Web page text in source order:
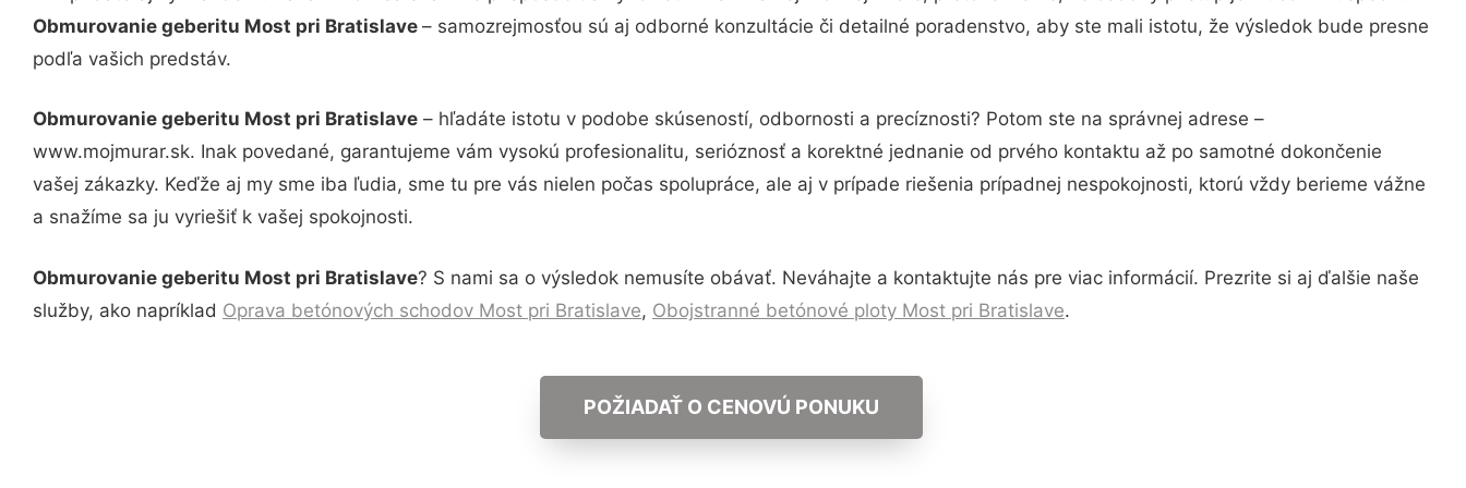
Obmurovanie geberitu Most pri Bratislave – samozrejmosťou sú aj odborné konzultácie či detailné poradenstvo, aby ste mali istotu, že výsledok bude presne
podľa vašich predstáv.
Obmurovanie geberitu Most pri Bratislave – hľadáte istotu v podobe skúseností, odbornosti a precíznosti? Potom ste na správnej adrese –
www.mojmurar.sk. Inak povedané, garantujeme vám vysokú profesionalitu, serióznosť a korektné jednanie od prvého kontaktu až po samotné dokončenie
vašej zákazky. Keďže aj my sme iba ľudia, sme tu pre vás nielen počas spolupráce, ale aj v prípade riešenia prípadnej nespokojnosti, ktorú vždy berieme vážne
a snažíme sa ju vyriešiť k vašej spokojnosti.
Obmurovanie geberitu Most pri Bratislave? S nami sa o výsledok nemusíte obávať. Neváhajte a kontaktujte nás pre viac informácií. Prezrite si aj ďalšie naše
služby, ako napríklad Oprava betónových schodov Most pri Bratislave, Obojstranné betónové ploty Most pri Bratislave.
POŽIADAŤ O CENOVÚ PONUKU